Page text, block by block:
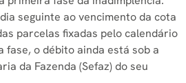
seguinte ao vencimento da cota
parcelas fixadas pelo calendário
fase, o débito ainda está sob a
da Fazenda (Sefaz) do seu